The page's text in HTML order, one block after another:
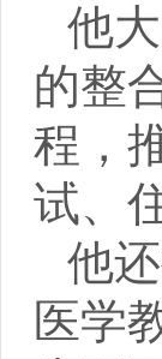
他
的整
程，
试、
他
医学